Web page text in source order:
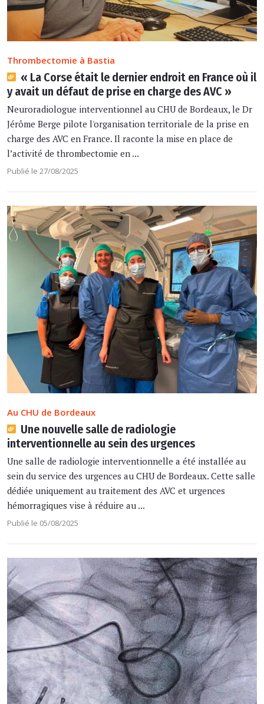
Thrombectomie à Bastia
« La Corse était le dernier endroit en France où il
y avait un défaut de prise en charge des AVC »
Neuroradiologue interventionnel au CHU de Bordeaux, le Dr
Jérôme Berge pilote l'organisation territoriale de la prise en
charge des AVC en France. Il raconte la mise en place de
l’activité de thrombectomie en ...
Publié le 27/08/2025
Au CHU de Bordeaux
Une nouvelle salle de radiologie
interventionnelle au sein des urgences
Une salle de radiologie interventionnelle a été installée au
sein du service des urgences au CHU de Bordeaux. Cette salle
dédiée uniquement au traitement des AVC et urgences
hémorragiques vise à réduire au ...
Publié le 05/08/2025